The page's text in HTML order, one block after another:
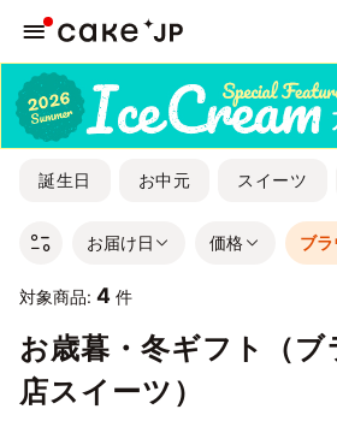
誕生日 お中元 スイーツ
お届け日 価格 ブ
対象商品: 4 件
お歳暮・冬ギフト（ブ
店スイーツ）